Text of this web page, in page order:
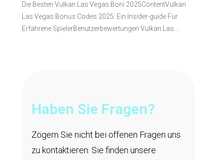
Die Besten Vulkan Las Vegas Boni 2025ContentVulkan
Las Vegas Bonus Codes 2025: Ein Insider-guide Für
Erfahrene SpielerBenutzerbewertungen Vulkan Las...
Haben Sie Fragen?
Zögern Sie nicht bei offenen Fragen uns
zu kontaktieren. Sie finden unsere